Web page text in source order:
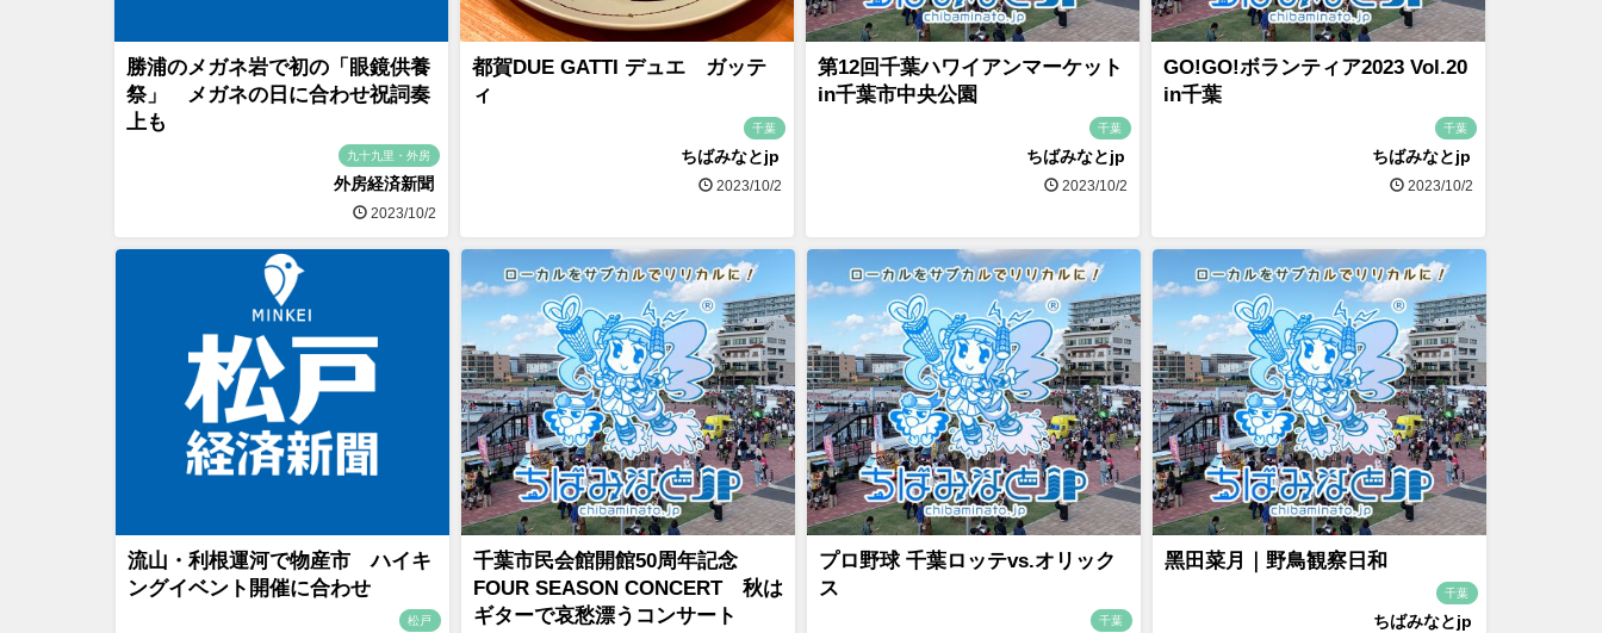
勝浦のメガネ岩で初の「眼鏡供養
祭」 メガネの日に合わせ祝詞奏
上も
九十九里・外房
外房経済新聞
2023/10/2
都賀DUE GATTI デュエ ガッテ
ィ
千葉
ちばみなとjp
2023/10/2
第12回千葉ハワイアンマーケット
in千葉市中央公園
千葉
ちばみなとjp
2023/10/2
GO!GO!ボランティア2023 Vol.20
in千葉
千葉
ちばみなとjp
2023/10/2
流山・利根運河で物産市 ハイキ
ングイベント開催に合わせ
松戸
千葉市民会館開館50周年記念
FOUR SEASON CONCERT 秋は
ギターで哀愁漂うコンサート
プロ野球 千葉ロッテvs.オリック
ス
千葉
黑田菜月｜野鳥観察日和
千葉
ちばみなとjp